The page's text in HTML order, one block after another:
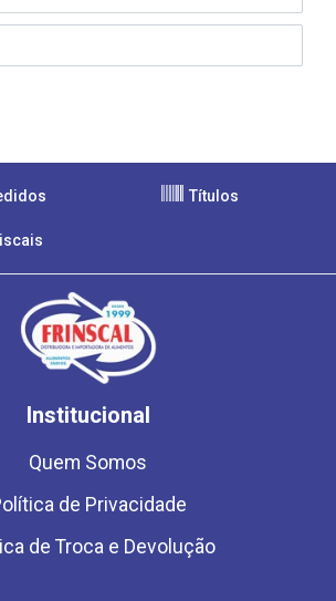
Títulos
Institucional
Quem Somos
de Privacidade
de Troca e Devolução